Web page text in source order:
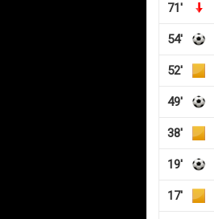
71'
54'
52'
49'
38'
19'
17'